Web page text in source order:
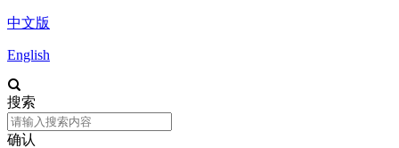
中文版
English

搜索
确认